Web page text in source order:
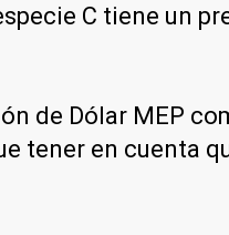
C tiene un
de Dólar MEP
tener en cuenta